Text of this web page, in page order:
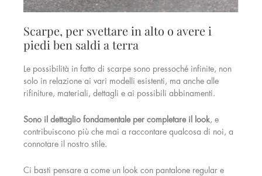
Scarpe, per svettare in alto o avere i
piedi ben saldi a terra
Le possibilità in fatto di scarpe sono pressoché infinite, non
solo in relazione ai vari modelli esistenti, ma anche alle
rifiniture, materiali, dettagli e ai possibili abbinamenti.
Sono il dettaglio fondamentale per completare il look, e
contribuiscono più che mai a raccontare qualcosa di noi, a
connotare il nostro stile.
Ci basti pensare a come un look con pantalone regular e